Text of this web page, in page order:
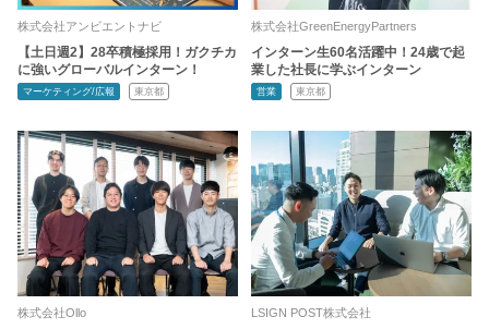
株式会社アンビエントナビ
【土日週2】28卒積極採用！ガクチカ
に強いグローバルインターン！
マーケティング/広報 東京都
株式会社GreenEnergyPartners
インターン生60名活躍中！24歳で起
業した社長に学ぶインターン
営業 東京都
株式会社Ollo LSIGN POST株式会社